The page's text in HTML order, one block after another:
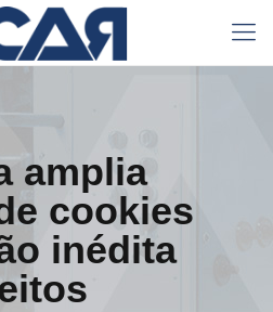
amplia
cookies
inédita